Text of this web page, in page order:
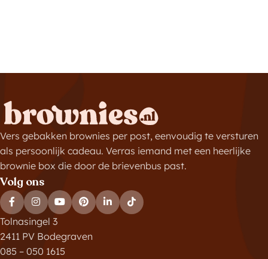
Vers gebakken brownies per post, eenvoudig te versturen
als persoonlijk cadeau. Verras iemand met een heerlijke
brownie box die door de brievenbus past.
Volg ons
Tolnasingel 3
2411 PV Bodegraven
085 – 050 1615